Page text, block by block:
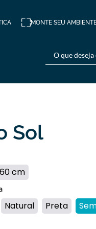
MONTE SEU
Sol
cm
Natural Preta